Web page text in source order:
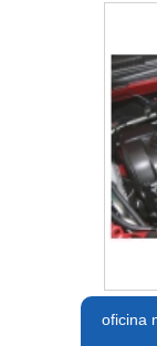
oficina